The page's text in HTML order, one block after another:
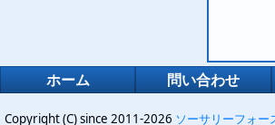
ホーム 問い合わせ
Copyright (C) since 2011-2026 ソーサリーフォー